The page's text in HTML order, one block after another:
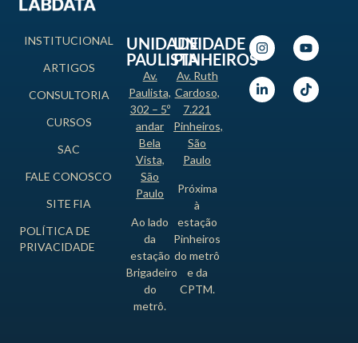
INSTITUCIONAL
ARTIGOS
CONSULTORIA
CURSOS
SAC
FALE CONOSCO
SITE FIA
POLÍTICA DE
PRIVACIDADE
UNIDADE
PAULISTA
Av.
Paulista,
302 – 5º
andar
Bela
Vista,
São
Paulo
Ao lado
da
estação
Brigadeiro
do
metrô.
UNIDADE
PINHEIROS
Av. Ruth
Cardoso,
7.221
Pinheiros,
São
Paulo
Próxima
à
estação
Pinheiros
do metrô
e da
CPTM.